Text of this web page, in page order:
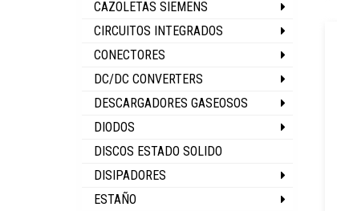
CAZOLETAS SIEMENS
CIRCUITOS INTEGRADOS
CONECTORES
DC/DC CONVERTERS
DESCARGADORES GASEOSOS
DIODOS
DISCOS ESTADO SOLIDO
DISIPADORES
ESTAÑO